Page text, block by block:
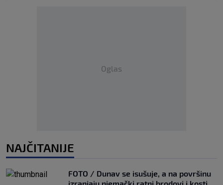
Oglas
NAJČITANIJE
FOTO / Dunav se isušuje, a na površinu